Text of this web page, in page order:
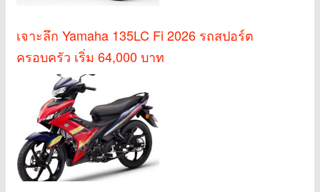
เจาะลึก Yamaha 135LC Fi 2026 รถสปอร์ต
ครอบครัว เริ่ม 64,000 บาท